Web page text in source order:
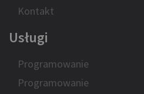
Kontakt
Usługi
Programowanie
Programowanie